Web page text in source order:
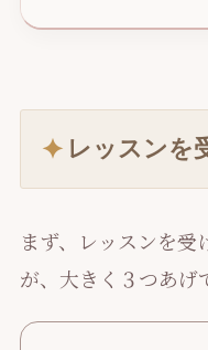
レッスンを
まず、レッスンを受
が、大きく３つあげ